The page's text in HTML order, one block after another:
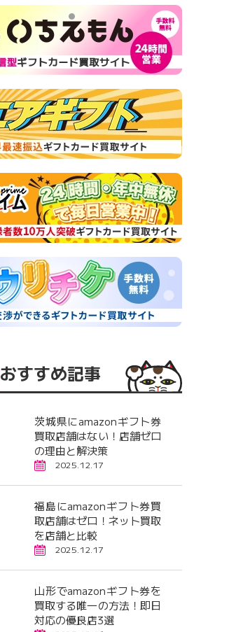
おすすめ記事
茨城県にamazonギフト券
買取店舗はない！店舗ゼロ
の理由と解決策
2025.12.17
福島にamazonギフト券買
取店舗はゼロ！ネット買取
を店舗と比較
2025.12.17
山形でamazonギフト券を
買取する唯一の方法！即日
対応の優良店3選